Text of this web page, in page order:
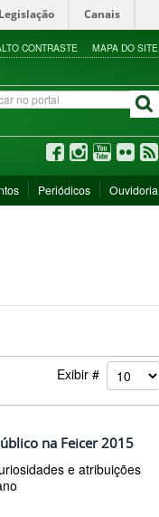
Legislação Canais
CONTRASTE MAPA DO SITE
Periódicos Ouvidoria
Exibir #
na Feicer 2015
e atribuições